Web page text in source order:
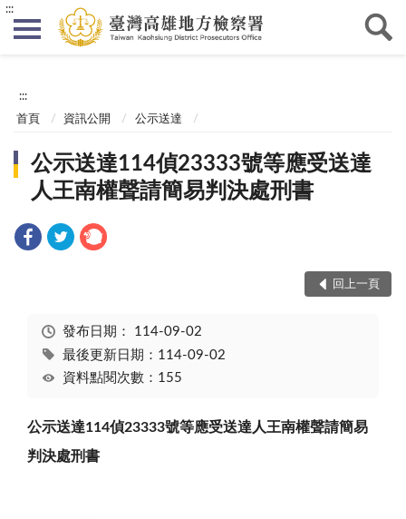
:::
:::
首頁 資訊公開 公示送達
公示送達114偵23333號等應受送達
人王南權聲請簡易判決處刑書
回上一頁
發布日期： 114-09-02
最後更新日期：114-09-02
資料點閱次數：155
公示送達114偵23333號等應受送達人王南權聲請簡易
判決處刑書